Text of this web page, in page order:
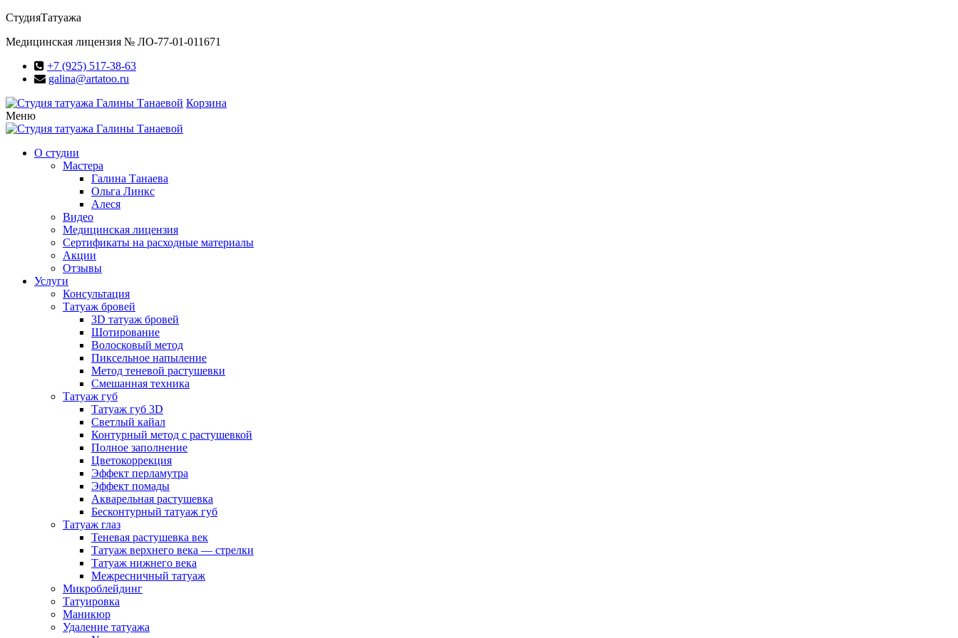
СтудияТатуажа
Медицинская лицензия № ЛО-77-01-011671
+7 (925) 517-38-63
galina@artatoo.ru
Корзина
Меню
О студии
Мастера
Галина Танаева
Ольга Линкс
Алеся
Видео
Медицинская лицензия
Сертификаты на расходные материалы
Акции
Отзывы
Услуги
Консультация
Татуаж бровей
3D татуаж бровей
Шотирование
Волосковый метод
Пиксельное напыление
Метод теневой растушевки
Смешанная техника
Татуаж губ
Татуаж губ 3D
Светлый кайал
Контурный метод с растушевкой
Полное заполнение
Цветокоррекция
Эффект перламутра
Эффект помады
Акварельная растушевка
Бесконтурный татуаж губ
Татуаж глаз
Теневая растушевка век
Татуаж верхнего века — стрелки
Татуаж нижнего века
Межресничный татуаж
Микроблейдинг
Татуировка
Маникюр
Удаление татуажа